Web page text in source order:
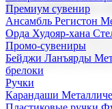
Премиум сувенир
Ансамбль Регистон
Орда Худояр-хана
Промо-сувениры
Бейджи Ланъярды
брелоки
Ручки
Карандаши
Поставка со
Мы предлагаем
сувениров с
продукцию для